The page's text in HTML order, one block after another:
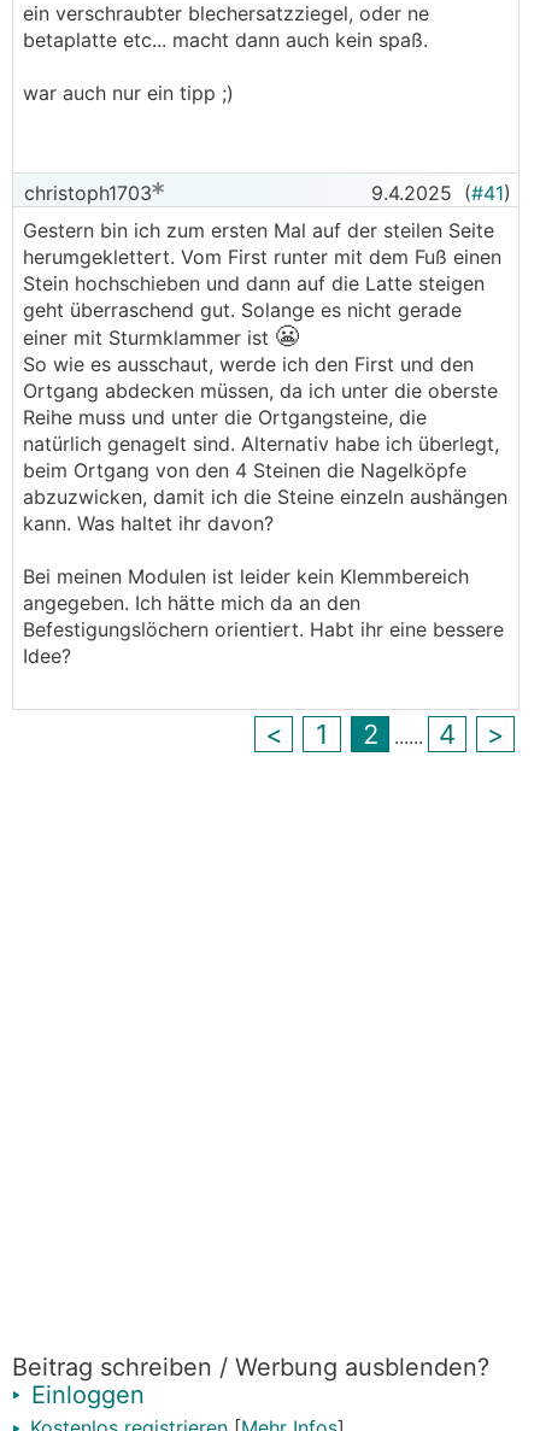
ein verschraubter blechersatzziegel, oder ne
betaplatte etc... macht dann auch kein spaß.
war auch nur ein tipp ;)
christoph1703 9.4.2025 (#41)
Gestern bin ich zum ersten Mal auf der steilen Seite
herumgeklettert. Vom First runter mit dem Fuß einen
Stein hochschieben und dann auf die Latte steigen
geht überraschend gut. Solange es nicht gerade
einer mit Sturmklammer ist 😬
So wie es ausschaut, werde ich den First und den
Ortgang abdecken müssen, da ich unter die oberste
Reihe muss und unter die Ortgangsteine, die
natürlich genagelt sind. Alternativ habe ich überlegt,
beim Ortgang von den 4 Steinen die Nagelköpfe
abzuzwicken, damit ich die Steine einzeln aushängen
kann. Was haltet ihr davon?
Bei meinen Modulen ist leider kein Klemmbereich
angegeben. Ich hätte mich da an den
Befestigungslöchern orientiert. Habt ihr eine bessere
Idee?
< 1 2 ...... 4 >
Beitrag schreiben / Werbung ausblenden?
Einloggen